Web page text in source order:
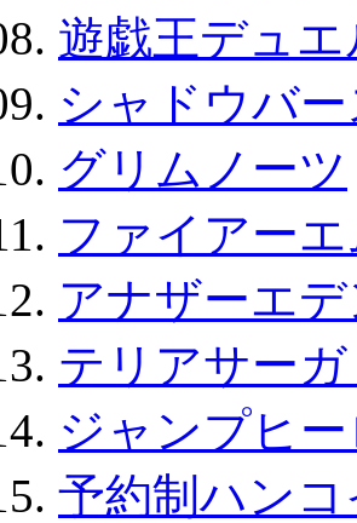
遊戯王デュ
シャドウバ
グリムノーツ
ファイアー
アナザーエ
テリアサー
ジャンプヒ
予約制ハン